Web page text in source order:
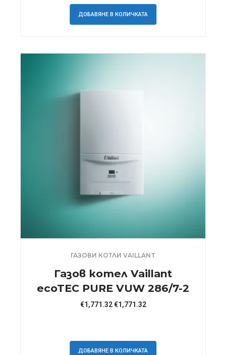
ДОБАВЯНЕ В КОЛИЧКАТА
ГАЗОВИ КОТЛИ VAILLANT
Газов котел Vaillant
ecoTEC PURE VUW 286/7-2
€1,771.32 €1,771.32
ДОБАВЯНЕ В КОЛИЧКАТА